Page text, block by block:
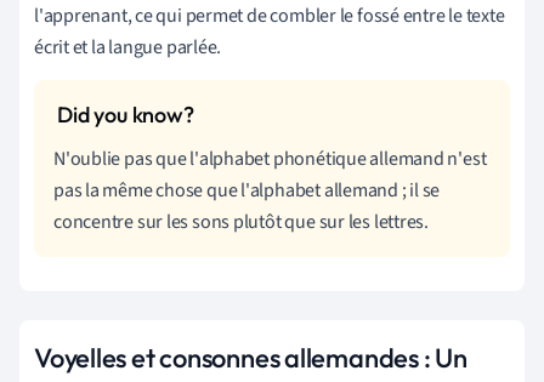
l'apprenant, ce qui permet de combler le fossé entre le texte
écrit et la langue parlée.
N'oublie pas que l'alphabet phonétique allemand n'est
pas la même chose que l'alphabet allemand ; il se
concentre sur les sons plutôt que sur les lettres.
Voyelles et consonnes allemandes : Un